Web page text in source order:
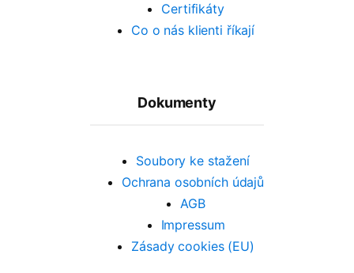
Certifikáty
Co o nás klienti říkají
Dokumenty
Soubory ke stažení
Ochrana osobních údajů
AGB
Impressum
Zásady cookies (EU)